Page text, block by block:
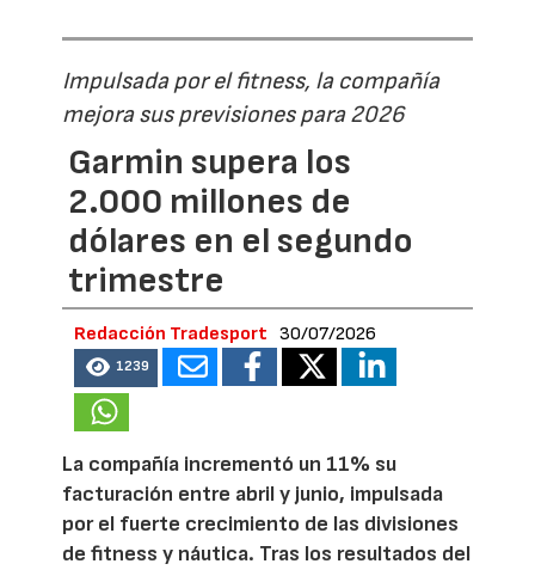
Impulsada por el fitness, la compañía
mejora sus previsiones para 2026
Garmin supera los
2.000 millones de
dólares en el segundo
trimestre
Redacción Tradesport 30/07/2026
1239
La compañía incrementó un 11% su
facturación entre abril y junio, impulsada
por el fuerte crecimiento de las divisiones
de fitness y náutica. Tras los resultados del